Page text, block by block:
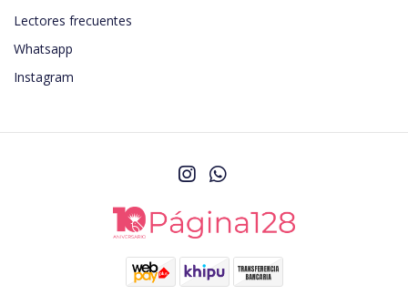
Lectores frecuentes
Whatsapp
Instagram